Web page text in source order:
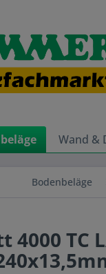
Wand &
Bodenbeläge
4000 TC